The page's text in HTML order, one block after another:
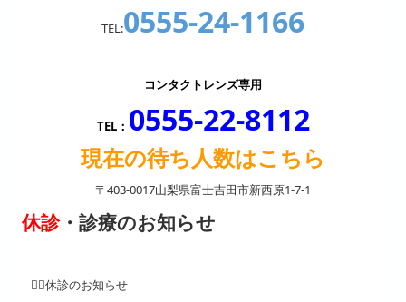
個人情報保護方針
TEL:0555-24-1166
コンタクトレンズ専用
TEL： 0555-22-8112
現在の待ち人数はこちら
〒403-0017山梨県富士吉田市新西原1-7-1
休診・診療のお知らせ
👩‍⚕️休診のお知らせ